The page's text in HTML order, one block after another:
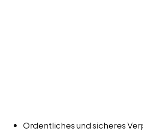
Ordentliches und sicheres